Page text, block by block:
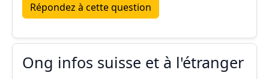
Répondez à cette question
Ong infos suisse et à l'étranger